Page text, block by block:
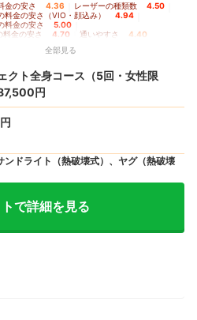
金の安さ 4.36 レーザーの種類数 4.50
料金の安さ（VIO・顔込み） 4.94
料金の安さ 5.00
金の安さ 4.70 通いやすさ
4.40
全部見る
クト全身コース（5回・女性限
円
ンドライト（熱破壊式）、ヤグ（熱破壊
で詳細を見る